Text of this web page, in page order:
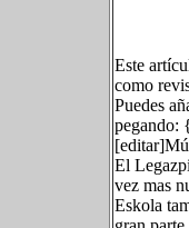
Este
como
Puedes
pegando:
El
vez mas
Eskola